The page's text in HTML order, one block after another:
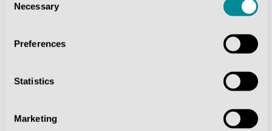
Selection
Necessary
Preferences
Statistics
Marketing
Nutzungsbedingungen
Ich habe die
gelesen und bin mit
Absenden